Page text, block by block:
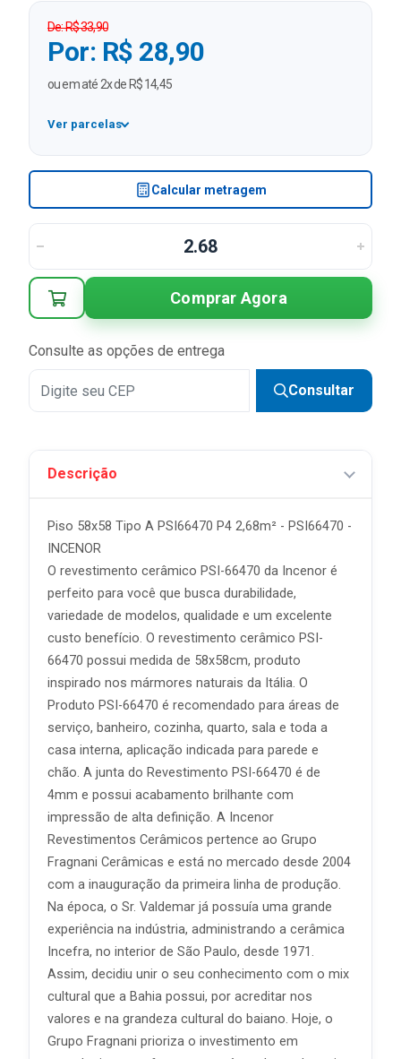
De: R$ 33,90
Por: R$ 28,90
ou em até 2x de R$ 14,45
Ver parcelas
1x R$ 28,90
R$ 14,45 sem juros
Calcular metragem
Comprar Agora
Consulte as opções de entrega
Consultar
Descrição
Piso 58x58 Tipo A PSI66470 P4 2,68m² - PSI66470 -
INCENOR
O revestimento cerâmico PSI-66470 da Incenor é
perfeito para você que busca durabilidade,
variedade de modelos, qualidade e um excelente
custo benefício. O revestimento cerâmico PSI-
66470 possui medida de 58x58cm, produto
inspirado nos mármores naturais da Itália. O
Produto PSI-66470 é recomendado para áreas de
serviço, banheiro, cozinha, quarto, sala e toda a
casa interna, aplicação indicada para parede e
chão. A junta do Revestimento PSI-66470 é de
4mm e possui acabamento brilhante com
impressão de alta definição. A Incenor
Revestimentos Cerâmicos pertence ao Grupo
Fragnani Cerâmicas e está no mercado desde 2004
com a inauguração da primeira linha de produção.
Na época, o Sr. Valdemar já possuía uma grande
experiência na indústria, administrando a cerâmica
Incefra, no interior de São Paulo, desde 1971.
Assim, decidiu unir o seu conhecimento com o mix
cultural que a Bahia possui, por acreditar nos
valores e na grandeza cultural do baiano. Hoje, o
Grupo Fragnani prioriza o investimento em